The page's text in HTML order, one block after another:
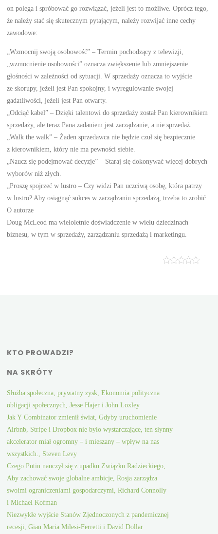
on polega i spróbować go rozwiązać, jeżeli jest to możliwe. Oprócz tego,
że należy stać się skutecznym pytającym, należy rozwijać inne cechy
zawodowe:
„Wzmocnij swoją osobowość” – Termin pochodzący z telewizji,
„wzmocnienie osobowości” oznacza zwiększenie lub zmniejszenie
głośności w zależności od sytuacji. W sprzedaży oznacza to wyjście
ze skorupy, jeżeli jest Pan spokojny, i wyregulowanie swojej
gadatliwości, jeżeli jest Pan otwarty.
„Odciąć kabel” – Dzięki talentowi do sprzedaży został Pan kierownikiem
sprzedaży, ale teraz Pana zadaniem jest zarządzanie, a nie sprzedaż.
„Walk the walk” – Żaden sprzedawca nie będzie czuł się bezpiecznie
z kierownikiem, który nie ma pewności siebie.
„Naucz się podejmować decyzje” – Staraj się dokonywać więcej dobrych
wyborów niż złych.
„Proszę spojrzeć w lustro – Czy widzi Pan uczciwą osobę, która patrzy
w lustro? Aby osiągnąć sukces w zarządzaniu sprzedażą, trzeba to zrobić.
O autorze
Doug McLeod ma wieloletnie doświadczenie w wielu dziedzinach
biznesu, w tym w sprzedaży, zarządzaniu sprzedażą i marketingu.
KTO PROWADZI?
NA SKRÓTY
Służba społeczna, prywatny zysk, Ekonomia polityczna
obligacji społecznych, Jesse Hajer i John Loxley
Jak Y Combinator zmienił świat, Gdyby uruchomienie
Airbnb, Stripe i Dropbox nie było wystarczające, ten słynny
akcelerator miał ogromny – i mieszany – wpływ na nas
wszystkich., Steven Levy
Czego Putin nauczył się z upadku Związku Radzieckiego,
Aby zachować swoje globalne ambicje, Rosja zarządza
swoimi ograniczeniami gospodarczymi, Richard Connolly
i Michael Kofman
Niezwykłe wyjście Stanów Zjednoczonych z pandemicznej
recesji, Gian Maria Milesi-Ferretti i David Dollar